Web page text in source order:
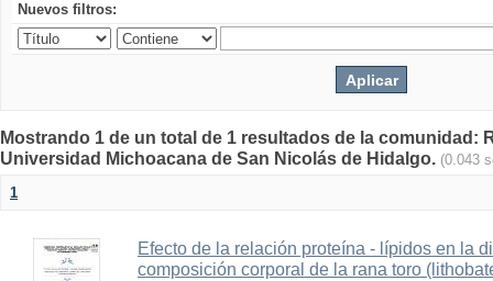
Nuevos filtros:
Mostrando 1 de un total de 1 resultados de la comunidad:
Universidad Michoacana de San Nicolás de Hidalgo. (0.043
1
Efecto de la relación proteína - lípidos en la
composición corporal de la rana toro